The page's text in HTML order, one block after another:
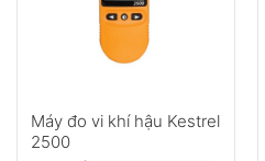
Máy đo vi khí hậu Kestrel
2500